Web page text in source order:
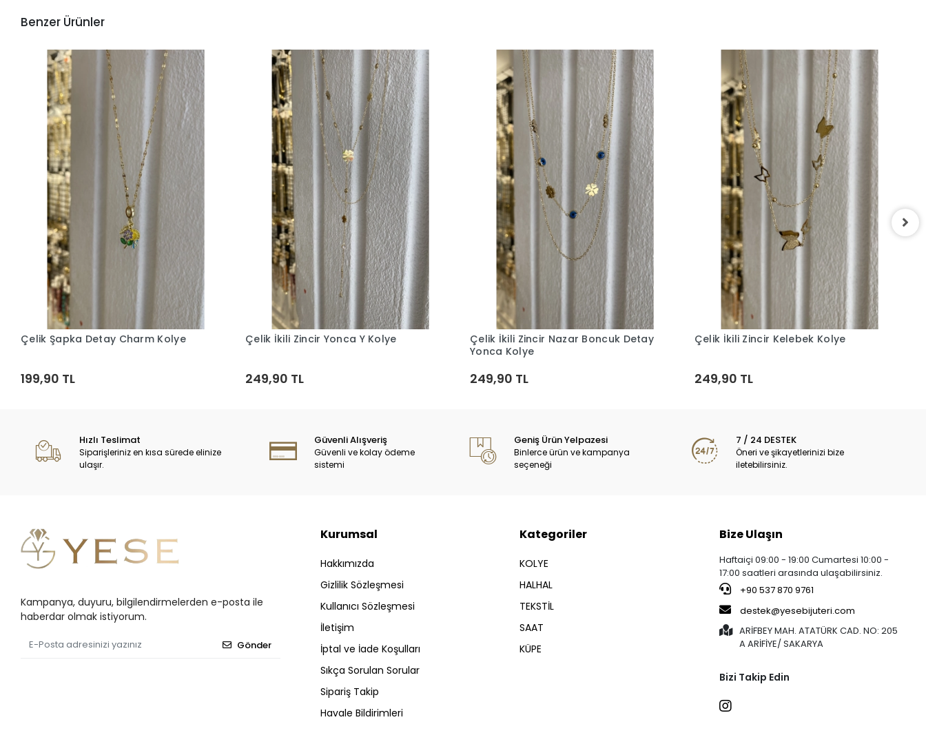
Benzer Ürünler
Sepete Ekle
Çelik Şapka Detay Charm Kolye
199,90 TL
Sepete Ekle
Çelik İkili Zincir Yonca Y Kolye
249,90 TL
Sepete Ekle
Çelik İkili Zincir Nazar Boncuk Detay
Yonca Kolye
249,90 TL
Sepete Ekle
Çelik İkili Zincir Kelebek Kolye
249,90 TL
Hızlı Teslimat
Siparişleriniz en kısa sürede elinize
ulaşır.
Güvenli Alışveriş
Güvenli ve kolay ödeme
sistemi
Geniş Ürün Yelpazesi
Binlerce ürün ve kampanya
seçeneği
7 / 24 DESTEK
Öneri ve şikayetlerinizi bize
iletebilirsiniz.
Kampanya, duyuru, bilgilendirmelerden e-posta ile
haberdar olmak istiyorum.
Gönder
Kurumsal
Hakkımızda
Gizlilik Sözleşmesi
Kullanıcı Sözleşmesi
İletişim
İptal ve İade Koşulları
Sıkça Sorulan Sorular
Sipariş Takip
Havale Bildirimleri
Kategoriler
KOLYE
HALHAL
TEKSTİL
SAAT
KÜPE
Bize Ulaşın
Haftaiçi 09:00 - 19:00 Cumartesi 10:00 -
17:00 saatleri arasında ulaşabilirsiniz.
+90 537 870 9761
destek@yesebijuteri.com
ARİFBEY MAH. ATATÜRK CAD. NO: 205
A ARİFİYE/ SAKARYA
Bizi Takip Edin